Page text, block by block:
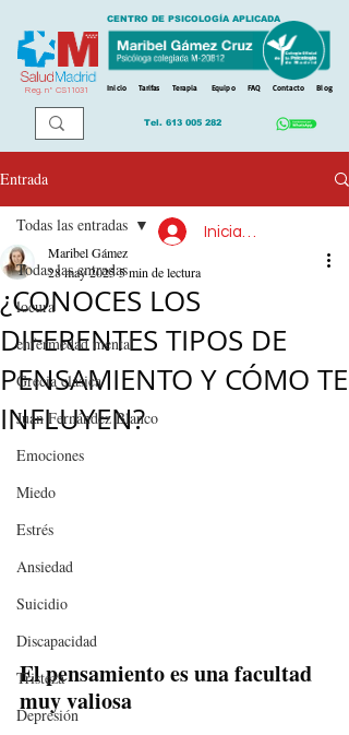
Reg. nº CS11031
CENTRO DE PSICOLOGÍA APLICADA
Inicio Tarifas Terapia Equipo FAQ Contacto Blog
Tel. 613 005 282
Entrada
Todas las entradas
locura
enfermedad mental
Grecia clásica
Juan Fernández Blanco
Emociones
Miedo
Estrés
Ansiedad
Suicidio
Discapacidad
Tristeza
Depresión
Todas las entradas
¿CONOCES LOS
DIFERENTES TIPOS DE
PENSAMIENTO Y CÓMO TE
INFLUYEN?
Maribel Gámez
28 may 20255 min de lectura
El pensamiento es una facultad
muy valiosa
Iniciar sesión